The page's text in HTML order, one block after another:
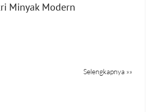
Minyak Modern
Selengkapnya »»